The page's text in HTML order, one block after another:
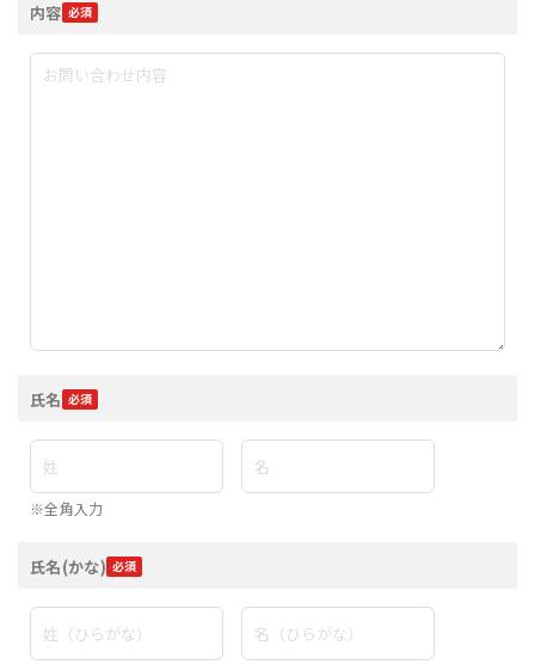
内容
氏名
※全角入力
氏名(かな)